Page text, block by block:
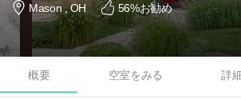
Mason , OH 56%お勧め
概要 空室をみる 詳